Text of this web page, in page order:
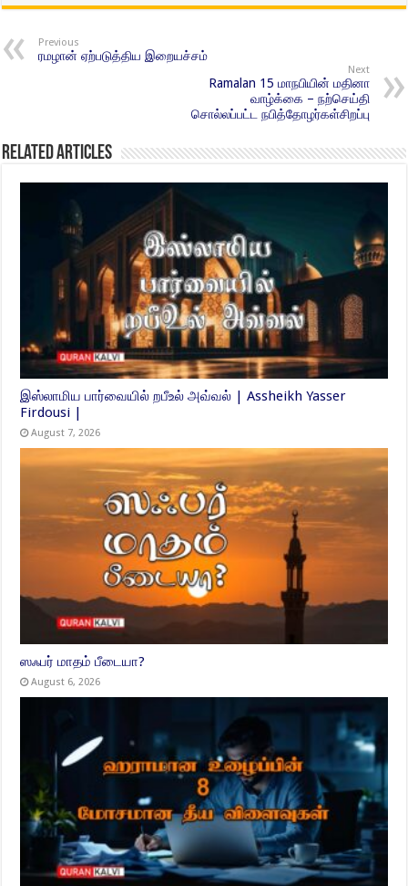
Previous
ரமழான் ஏற்படுத்திய இறையச்சம்
Next
Ramalan 15 மாநபியின் மதினா
வாழ்க்கை – நற்செய்தி
சொல்லப்பட்ட நபித்தோழர்கள்சிறப்பு
Related Articles
இஸ்லாமிய பார்வையில் றபீஉல் அவ்வல் | Assheikh Yasser
Firdousi |
August 7, 2026
ஸஃபர் மாதம் பீடையா?
August 6, 2026